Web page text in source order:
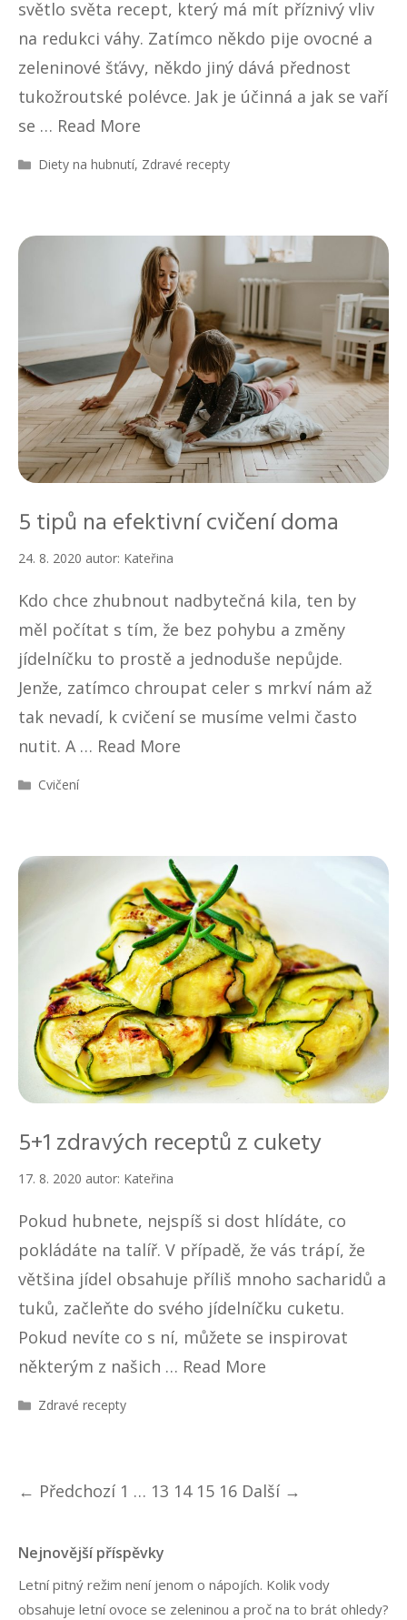
světlo světa recept, který má mít příznivý vliv
na redukci váhy. Zatímco někdo pije ovocné a
zeleninové šťávy, někdo jiný dává přednost
tukožroutské polévce. Jak je účinná a jak se vaří
se … Read More
R
i
Diety na hubnutí, Zdravé recepty
5 tipů na efektivní cvičení doma
24. 8. 2020 autor: Kateřina
Kdo chce zhubnout nadbytečná kila, ten by
měl počítat s tím, že bez pohybu a změny
jídelníčku to prostě a jednoduše nepůjde.
Jenže, zatímco chroupat celer s mrkví nám až
tak nevadí, k cvičení se musíme velmi často
nutit. A … Read More
R
i
Cvičení
5+1 zdravých receptů z cukety
17. 8. 2020 autor: Kateřina
Pokud hubnete, nejspíš si dost hlídáte, co
pokládáte na talíř. V případě, že vás trápí, že
většina jídel obsahuje příliš mnoho sacharidů a
tuků, začleňte do svého jídelníčku cuketu.
Pokud nevíte co s ní, můžete se inspirovat
některým z našich … Read More
R
k
Zdravé recepty
N
v
i
g
← Předchozí 1 … 13 14 15 16 Další →
Nejnovější příspěvky
Letní pitný režim není jenom o nápojích. Kolik vody
obsahuje letní ovoce se zeleninou a proč na to brát ohledy?